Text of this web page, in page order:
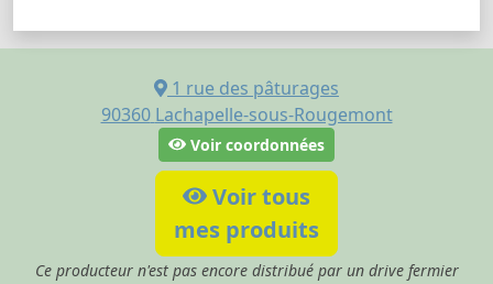
1 rue des pâturages
90360 Lachapelle-sous-Rougemont
Voir coordonnées
Voir tous
mes produits
Ce producteur n'est pas encore distribué par un drive fermier